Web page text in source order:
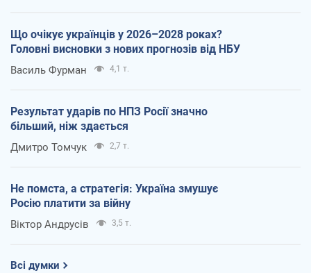
Що очікує українців у 2026–2028 роках?
Головні висновки з нових прогнозів від НБУ
Василь Фурман 4,1 т.
Результат ударів по НПЗ Росії значно
більший, ніж здається
Дмитро Томчук 2,7 т.
Не помста, а стратегія: Україна змушує
Росію платити за війну
Віктор Андрусів 3,5 т.
Всі думки